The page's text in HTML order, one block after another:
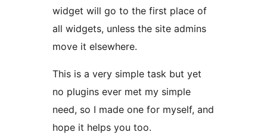
widget will go to the first place of
all widgets, unless the site admins
move it elsewhere.
This is a very simple task but yet
no plugins ever met my simple
need, so I made one for myself, and
hope it helps you too.